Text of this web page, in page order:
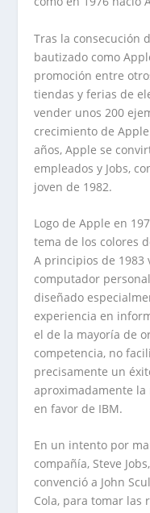
Tras la consecución
bautizado como
promoción entre
tiendas y ferias de
vender unos 200
crecimiento de
años, Apple se
empleados y Jobs,
joven de 1982.
Logo de Apple en
tema de los colores
A principios de 1983
computador
diseñado
experiencia en
el de la mayoría de
competencia, no
precisamente un
aproximadamente
en favor de IBM.
En un intento por
compañía, Steve
convenció a John
Cola, para tomar las